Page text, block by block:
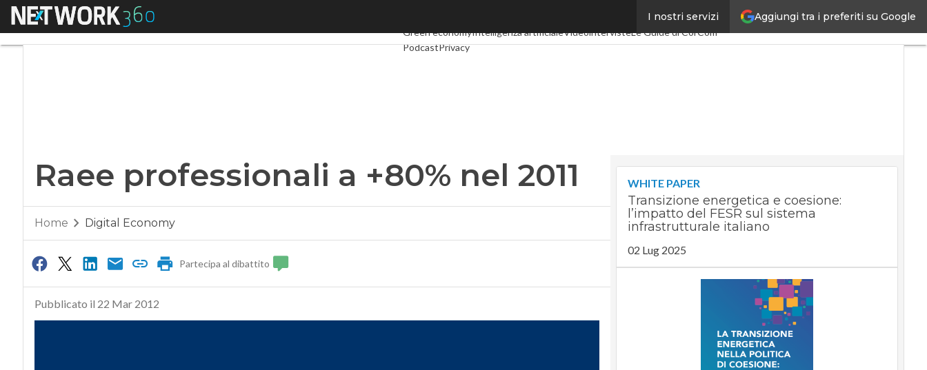
Aggiungi tra i preferiti su Google
I nostri servizi
Menu SpacEconomyPA Digitale
Green economyIntelligenza artificialeVideointervisteLe Guide di CorCom
PodcastPrivacy
Raee professionali a +80% nel 2011
Home Digital Economy
Partecipa al dibattito
Pubblicato il 22 Mar 2012
WHITE PAPER
Transizione energetica e coesione:
l’impatto del FESR sul sistema
infrastrutturale italiano
02 Lug 2025